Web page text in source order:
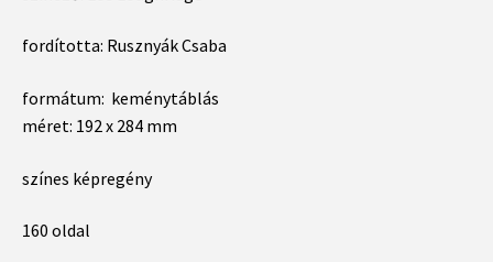
fordította: Rusznyák Csaba
formátum: keménytáblás
méret: 192 x 284 mm
színes képregény
160 oldal